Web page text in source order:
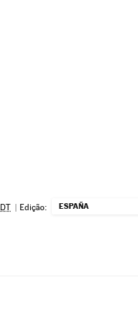
| Edição: ESPAÑA